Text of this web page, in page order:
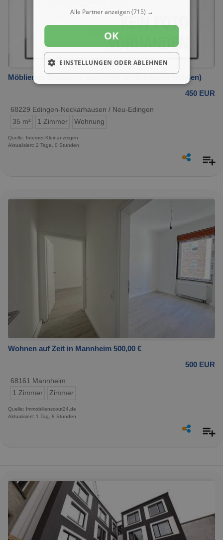
Möbliertes Zimmer zu vermieten (verschiedene Größen)
450 EUR
68229 Edingen-Neckarhausen / Neu-Edingen
35 m²
1 Zimmer Wohnung
Quelle: Internet-Kleinanzeigen
Aktualisiert: 2 Tage, 0 Stunden
Wohnen auf Zeit in Mannheim 500,00 €
500 EUR
68161 Mannheim
1 Zimmer
Zimmer
Quelle: Immobilienscout24.de
Aktualisiert: 1 Tag, 8 Stunden
Alle Partner anzeigen(715) →
OK
EINSTELLUNGEN ODER ABLEHNEN